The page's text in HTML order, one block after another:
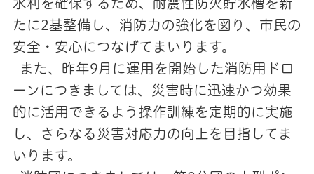
水利を確保するため、耐震性防火貯水槽を新
たに2基整備し、消防力の強化を図り、市民の
安全・安心につなげてまいります。
また、昨年9月に運用を開始した消防用ドロ
ーンにつきましては、災害時に迅速かつ効果
的に活用できるよう操作訓練を定期的に実施
し、さらなる災害対応力の向上を目指してま
いります。